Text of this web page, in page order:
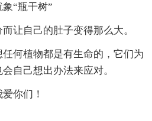
“瓶干树”
让自己的肚子变得那么大。
何植物都是有生命的，它们为
自己想出办法来应对。
你们！